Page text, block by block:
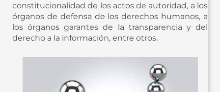
constitucionalidad de los actos de autoridad, a los
órganos de defensa de los derechos humanos, a
los órganos garantes de la transparencia y del
derecho a la información, entre otros.